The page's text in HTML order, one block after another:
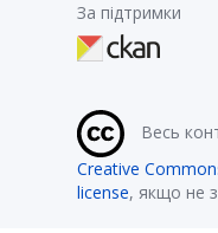
За підтримки
Весь
Creative
license, якщо не